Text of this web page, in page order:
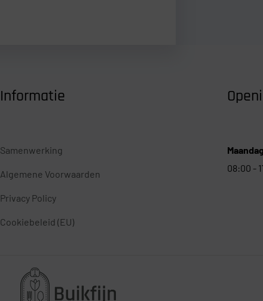
Informatie
Samenwerking
Algemene Voorwaarden
Privacy Policy
Cookiebeleid (EU)
08:00 -